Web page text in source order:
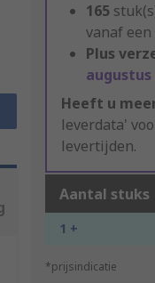
165
vanaf
Plus
augustus
Heeft u
leverdata'
levertijden.
Aantal stuks
1 +
*prijsindicatie